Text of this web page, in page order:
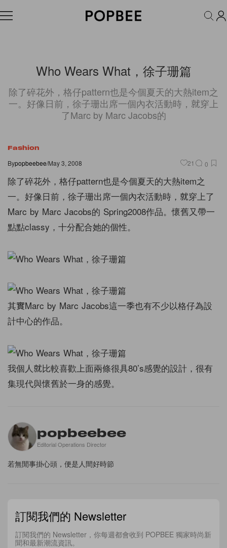
FASHION ACCESSORIES BEAUTY WELLNESS LIFESTYLE
Who Wears What，徐子珊篇
除了碎花外，格仔pattern也是今個夏天的大熱item之
一。好像日前，徐子珊出席一個內衣活動時，就穿上
了Marc by Marc Jacobs的
Fashion
Bypopbeebee/May 3, 2008 21 0
除了碎花外，格仔pattern也是今個夏天的大熱item之
一。好像日前，徐子珊出席一個內衣活動時，就穿上了
Marc by Marc Jacobs的 Spring2008作品。懷舊又帶一
點點classy，十分配合她的個性。
其實Marc by Marc Jacobs這一季也有不少以格仔為設
計中心的作品。
我個人就比較喜歡上面兩條很具80’s感覺的設計，很有
集現代與懷舊於一身的感覺。
popbeebee
Editorial Operations Director
若無閒事掛心頭，便是人間好時節
訂閱我們的 Newsletter
訂閱我們的 Newsletter，你每週都會收到 POPBEE 獨家時尚新
聞和最新潮流資訊。